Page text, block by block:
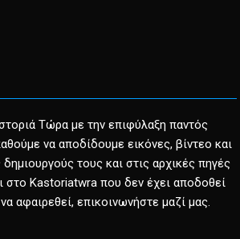
Τώρα με την επιφύλαξη παντός
να αποδίδουμε εικόνες, βίντεο και
τους και στις αρχικές πηγές
στο Kastoriatwra που δεν έχει αποδοθεί
αφαιρεθεί, επικοινωνήστε μαζί μας.